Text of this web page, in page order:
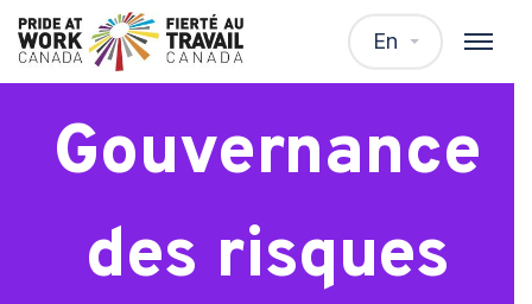
En
Conseiller
Gouvernance
des risques